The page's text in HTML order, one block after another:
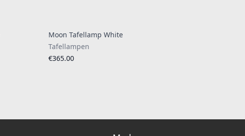
Moon Tafellamp White
Tafellampen
€365.00